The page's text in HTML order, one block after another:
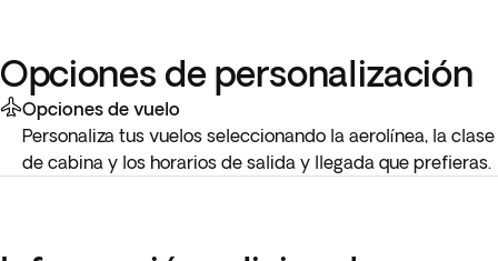
Opciones de personalización
Opciones de vuelo
Personaliza tus vuelos seleccionando la aerolínea, la clase
de cabina y los horarios de salida y llegada que prefieras.